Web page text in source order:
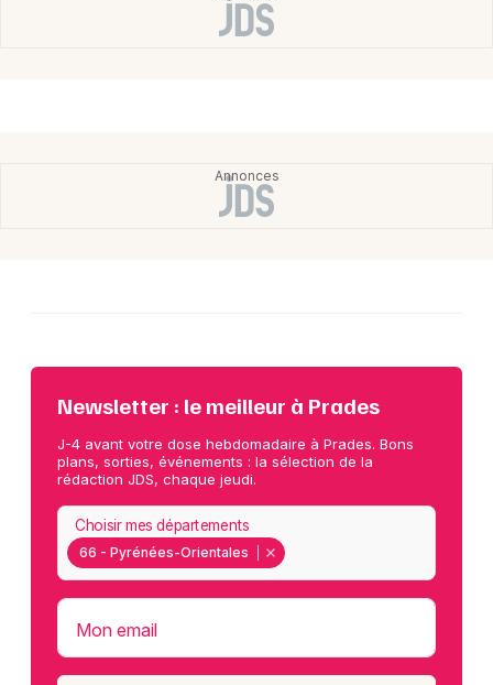
Newsletter : le meilleur à Prades
J-4 avant votre dose hebdomadaire à Prades. Bons
plans, sorties, événements : la sélection de la
rédaction JDS, chaque jeudi.
66 - Pyrénées-Orientales
Choisir mes départements
Mon email